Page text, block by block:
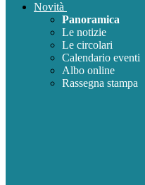
Novità
Panoramica
Le notizie
Le circolari
Calendario eventi
Albo online
Rassegna stampa